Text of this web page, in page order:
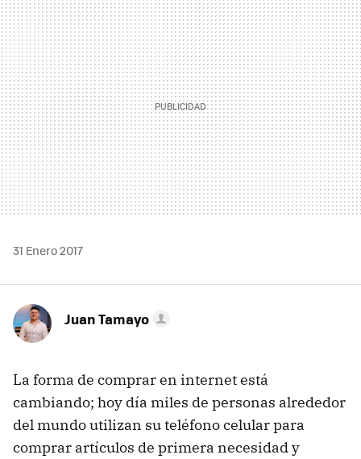
MAIL
31 Enero 2017
Juan Tamayo
La forma de comprar en internet está
cambiando; hoy día miles de personas alrededor
del mundo utilizan su teléfono celular para
comprar artículos de primera necesidad y